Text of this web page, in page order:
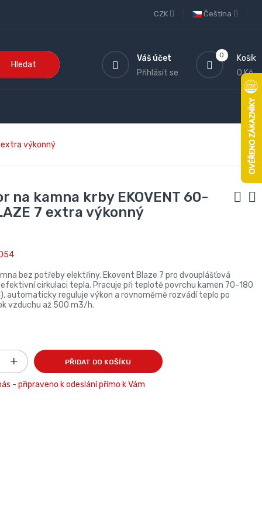
Čeština
CZK
Hledat
0
Košík
0 Kč
Váš účet
Přihlásit se
extra výkonný
na kamna krby EKOVENT 60-
7 extra výkonný
bez potřeby elektřiny. Ekovent Blaze 7 pro dvouplášťová
cirkulaci tepla. Pracuje při teplotě povrchu kamen 70–180
automaticky reguluje výkon a rovnoměrně rozvádí teplo po
vzduchu až 500 m3/h.
PŘIDAT DO KOŠÍKU
- připraveno k odeslání přímo k Vám